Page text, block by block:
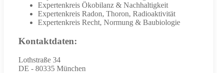
Expertenkreis Ökobilanz & Nachhaltigkeit
Expertenkreis Radon, Thoron, Radioaktivität
Expertenkreis Recht, Normung & Baubiologie
Kontaktdaten:
Lothstraße 34
DE - 80335 München